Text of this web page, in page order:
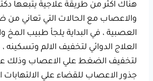
هناك اكثر من طريقة علاجية يتبعها
والاعصاب مع الحالات التي تعاني من
العصبية ، في البداية يلجأ طبيب المخ
العلاج الدوائي لتخفيف الالم وتسكينه
لتخفيف الضغط علي الاعصاب وذلك
جذور الاعصاب للقضاء علي